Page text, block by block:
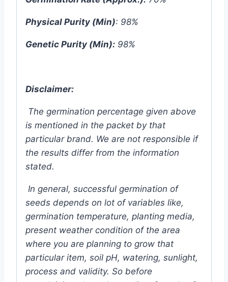
Physical Purity (Min): 98%
Genetic Purity (Min): 98%
Disclaimer:
The germination percentage given above
is mentioned in the packet by that
particular brand. We are not responsible if
the results differ from the information
stated.
In general, successful germination of
seeds depends on lot of variables like,
germination temperature, planting media,
present weather condition of the area
where you are planning to grow that
particular item, soil pH, watering, sunlight,
process and validity. So before